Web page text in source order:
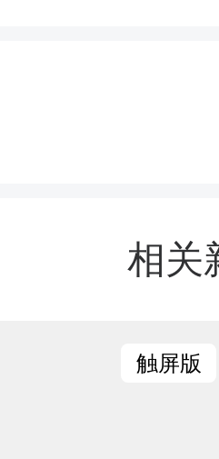
理、设施配
相关
触屏版